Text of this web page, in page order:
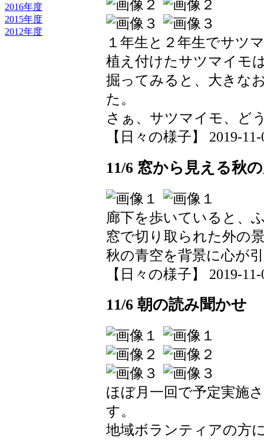
2016年度
2015年度
2012年度
１年生と２年生でサツ
植え付けたサツマイモ
掘ってみると、大きな
た。
さぁ、サツマイモ、ど
【日々の様子】 2019-
11/6 窓から見える秋
廊下を歩いていると、
窓で切り取られた外の
秋の青空を背景に心が
【日々の様子】 2019-
11/6 朝の読み聞かせ
ほぼ月一回で予定実施
す。
地域ボランティアの方